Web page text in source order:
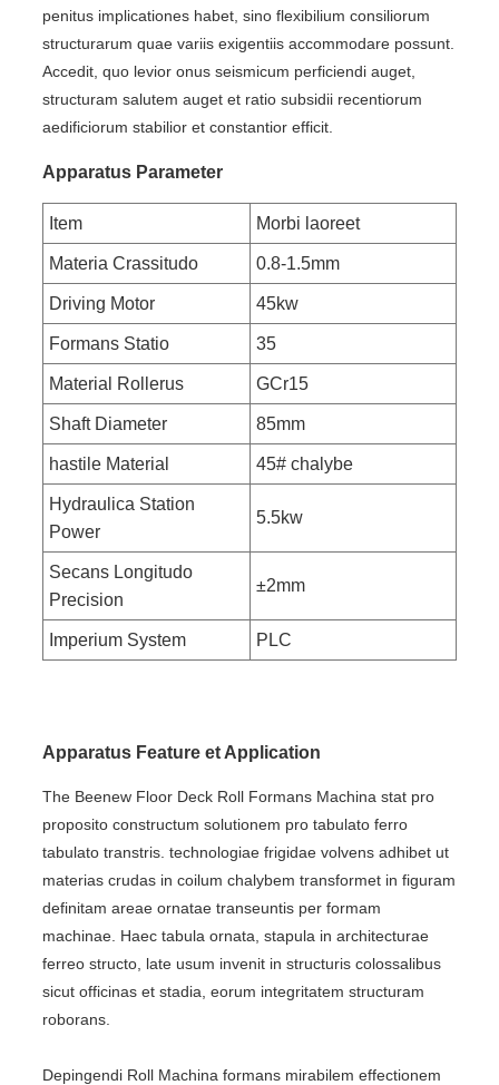
penitus implicationes habet, sino flexibilium consiliorum
structurarum quae variis exigentiis accommodare possunt.
Accedit, quo levior onus seismicum perficiendi auget,
structuram salutem auget et ratio subsidii recentiorum
aedificiorum stabilior et constantior efficit.
Apparatus Parameter
Item Morbi laoreet
Materia Crassitudo 0.8-1.5mm
Driving Motor 45kw
Formans Statio 35
Material Rollerus GCr15
Shaft Diameter 85mm
hastile Material 45# chalybe
Hydraulica Station
Power
5.5kw
Secans Longitudo
Precision
±2mm
Imperium System PLC
Apparatus Feature et Application
The Beenew Floor Deck Roll Formans Machina stat pro
proposito constructum solutionem pro tabulato ferro
tabulato transtris. technologiae frigidae volvens adhibet ut
materias crudas in coilum chalybem transformet in figuram
definitam areae ornatae transeuntis per formam
machinae. Haec tabula ornata, stapula in architecturae
ferreo structo, late usum invenit in structuris colossalibus
sicut officinas et stadia, eorum integritatem structuram
roborans.
Depingendi Roll Machina formans mirabilem effectionem